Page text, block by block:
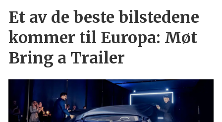
Et av de beste bilstedene
kommer til Europa: Møt
Bring a Trailer